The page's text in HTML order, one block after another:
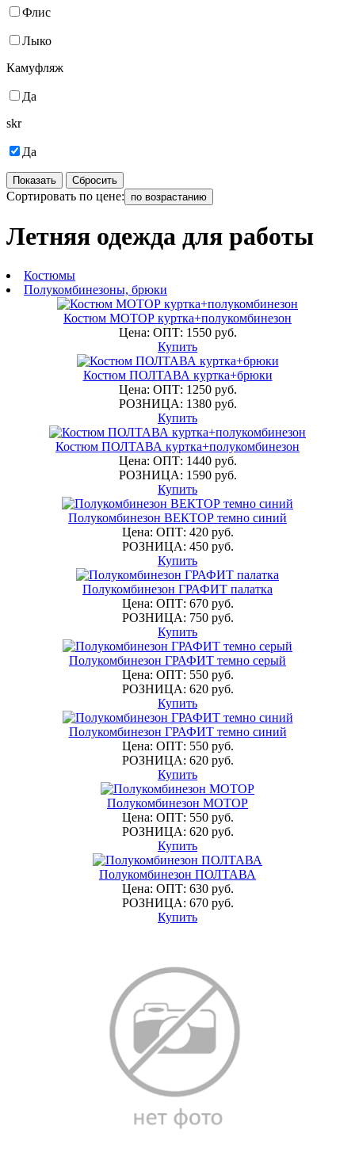
Флис
Лыко
Камуфляж
Да
skr
Да
Показать Сбросить
Сортировать по цене: по возрастанию
Летняя одежда для работы
Костюмы
Полукомбинезоны, брюки
Костюм МОТОР куртка+полукомбинезон
Цена: ОПТ: 1550 руб.
Купить
Костюм ПОЛТАВА куртка+брюки
Цена: ОПТ: 1250 руб.
РОЗНИЦА: 1380 руб.
Купить
Костюм ПОЛТАВА куртка+полукомбинезон
Цена: ОПТ: 1440 руб.
РОЗНИЦА: 1590 руб.
Купить
Полукомбинезон ВЕКТОР темно синий
Цена: ОПТ: 420 руб.
РОЗНИЦА: 450 руб.
Купить
Полукомбинезон ГРАФИТ палатка
Цена: ОПТ: 670 руб.
РОЗНИЦА: 750 руб.
Купить
Полукомбинезон ГРАФИТ темно серый
Цена: ОПТ: 550 руб.
РОЗНИЦА: 620 руб.
Купить
Полукомбинезон ГРАФИТ темно синий
Цена: ОПТ: 550 руб.
РОЗНИЦА: 620 руб.
Купить
Полукомбинезон МОТОР
Цена: ОПТ: 550 руб.
РОЗНИЦА: 620 руб.
Купить
Полукомбинезон ПОЛТАВА
Цена: ОПТ: 630 руб.
РОЗНИЦА: 670 руб.
Купить